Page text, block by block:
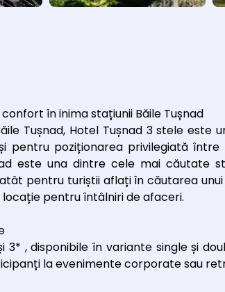
în inima stațiunii Băile Tușnad
Tușnad, Hotel Tușnad 3 stele este
pentru poziționarea privilegiată între
este una dintre cele mai căutate
pentru turiștii aflați în căutarea
pentru întâlniri de afaceri.
, disponibile în variante single și
la evenimente corporate sau